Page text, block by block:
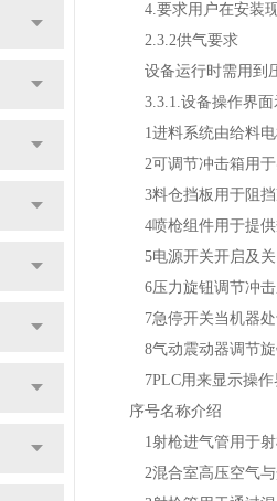
4.要求用户在安装现
2.3.2供气要求
设备运行时需用到压
3.3.1.设备操作界面
1进料系统由给料电
2可调节冲击箱用于
3料仓挡板用于阻挡
4喷枪组件用于提供
5电源开关开启及关
6压力旋钮调节冲击
7急停开关当机器处
8气动震动器调节旋
7PLC用来显示操作
序号名称介绍
1射枪进气管用于射
2混合室高压空气与